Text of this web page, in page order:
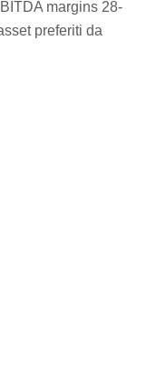
margins 28-
preferiti da